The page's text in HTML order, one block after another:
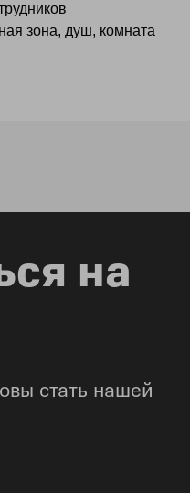
зона, душ, комната
на
стать нашей